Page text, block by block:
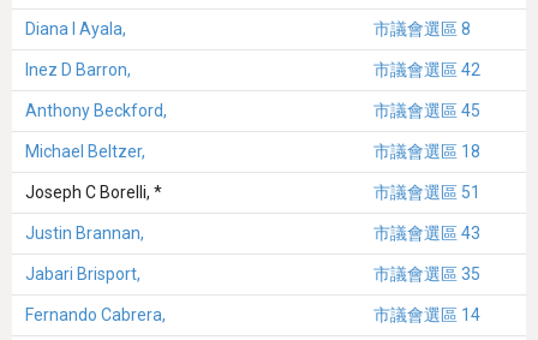
Diana I Ayala, 市議會選區 8
Inez D Barron, 市議會選區 42
Anthony Beckford, 市議會選區 45
Michael Beltzer, 市議會選區 18
Joseph C Borelli, * 市議會選區 51
Justin Brannan, 市議會選區 43
Jabari Brisport, 市議會選區 35
Fernando Cabrera, 市議會選區 14